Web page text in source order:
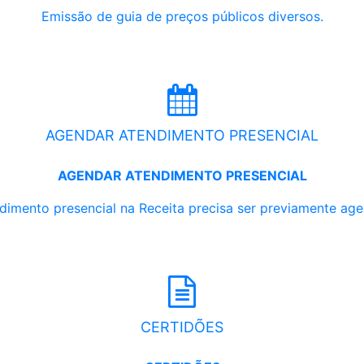
Emissão de guia de preços públicos diversos.
AGENDAR ATENDIMENTO PRESENCIAL
AGENDAR ATENDIMENTO PRESENCIAL
presencial na Receita precisa ser previamente
CERTIDÕES